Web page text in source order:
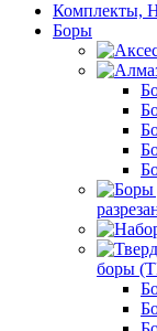
Комплекты,
Боры
боры